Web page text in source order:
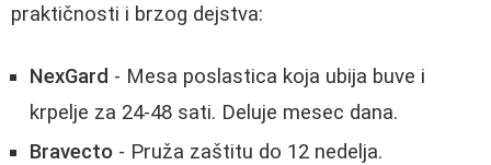
praktičnosti i brzog dejstva:
NexGard - Mesa poslastica koja ubija buve i
krpelje za 24-48 sati. Deluje mesec dana.
Bravecto - Pruža zaštitu do 12 nedelja.